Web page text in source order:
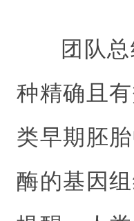
团队
种精确且
类早期胚
酶的基因